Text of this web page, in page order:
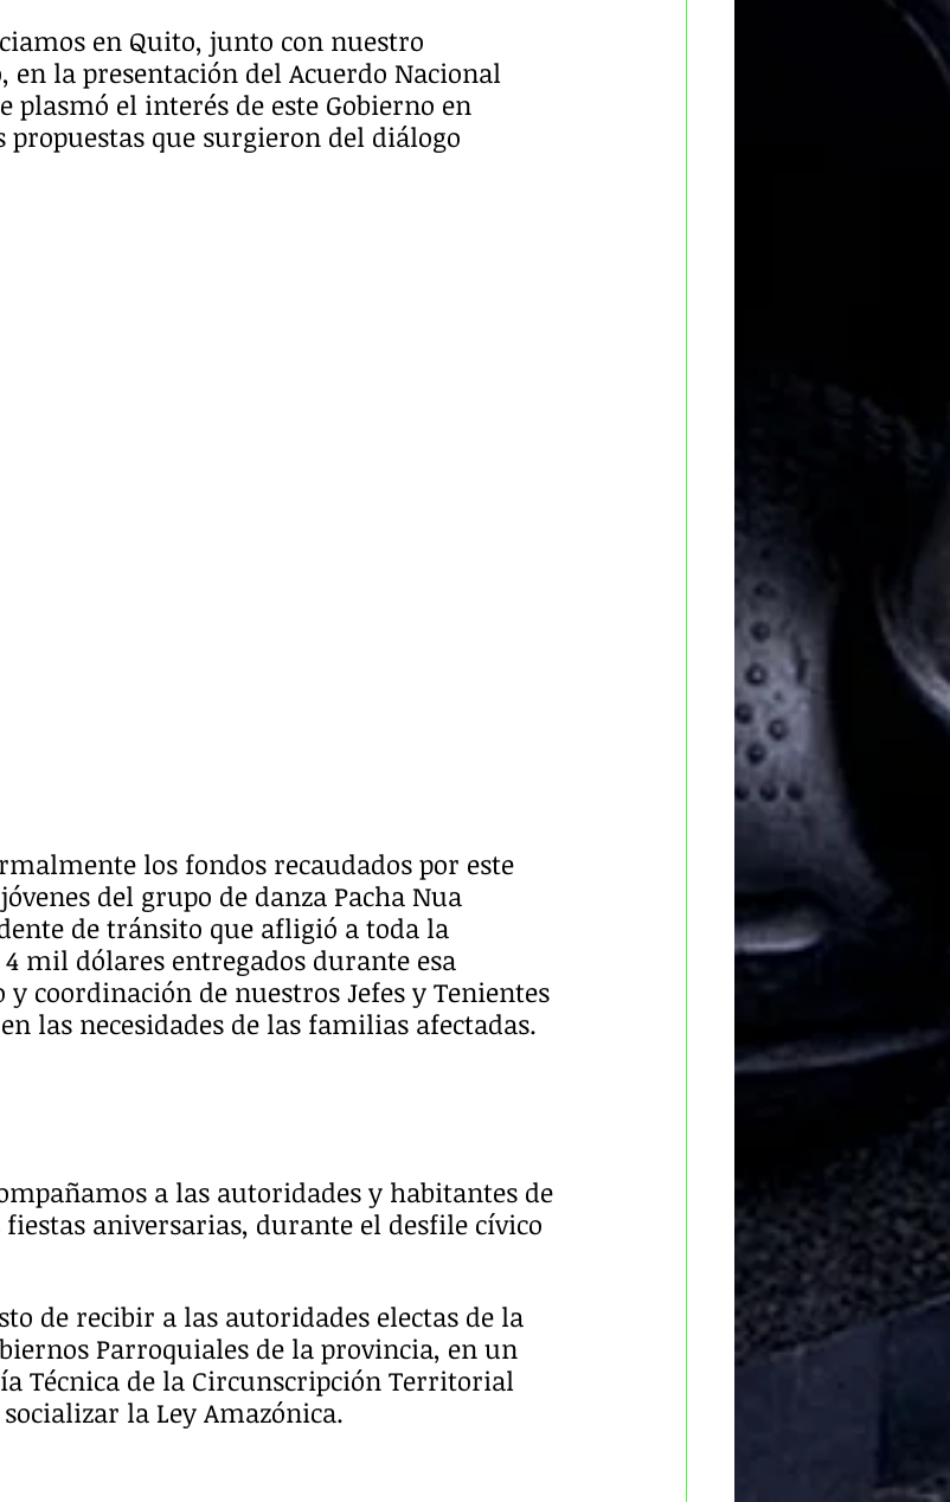
en Quito, junto con nuestro
en la presentación del Acuerdo Nacional
plasmó el interés de este Gobierno en
que surgieron del diálogo
los fondos recaudados por este
del grupo de danza Pacha Nua
de tránsito que afligió a toda la
mil dólares entregados durante esa
coordinación de nuestros Jefes y Tenientes
las necesidades de las familias afectadas.
a las autoridades y habitantes de
aniversarias, durante el desfile cívico
de recibir a las autoridades electas de la
Parroquiales de la provincia, en un
Técnica de la Circunscripción Territorial
la Ley Amazónica.